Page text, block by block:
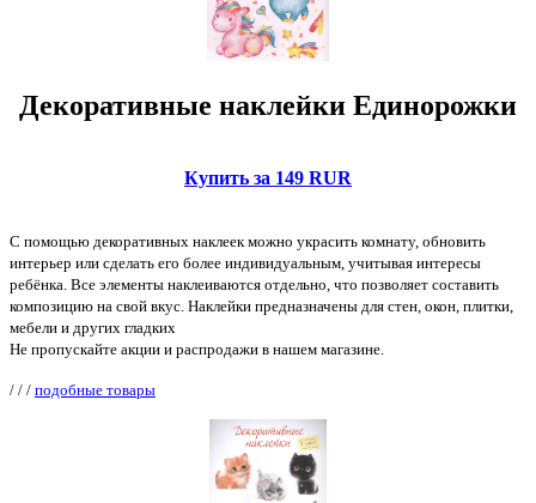
Декоративные наклейки Единорожки
Купить за 149 RUR
С помощью декоративных наклеек можно украсить комнату, обновить
интерьер или сделать его более индивидуальным, учитывая интересы
ребёнка. Все элементы наклеиваются отдельно, что позволяет составить
композицию на свой вкус. Наклейки предназначены для стен, окон, плитки,
мебели и других гладких
Не пропускайте акции и распродажи в нашем магазине.
/ / / подобные товары